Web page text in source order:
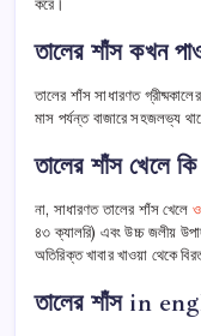
তালের শাঁস কখন
তালের শাঁস সাধারণত
মাস পর্যন্ত বাজারে সহজলভ্য
তালের শাঁস খেলে
না, সাধারণত তালের শাঁস খেলে
৪৩ ক্যালরি) এবং উচ্চ জলীয়
অতিরিক্ত খাবার খাওয়া থেকে
তালের শাঁস in